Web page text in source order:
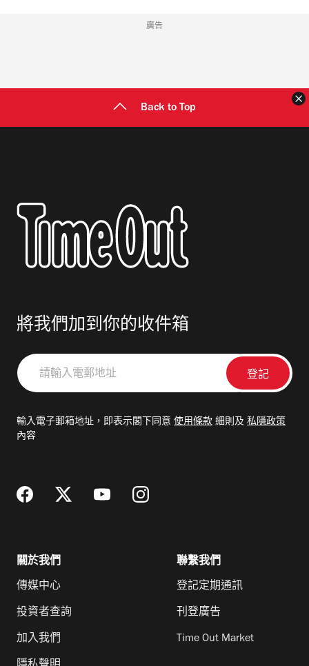
廣告
Back to Top
將我們加到你的收件箱
請
輸
郵
輸入電子郵箱地址，即表示閣下同意 使用條款 細則及 私隱政策
內容
關於我們
傳媒中心
投資者查詢
加入我們
聯繫我們
登記定期通訊
刊登廣告
Time Out Market